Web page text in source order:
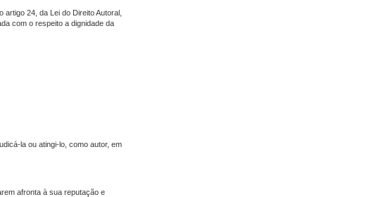
24, da Lei do Direito Autoral,
com o respeito a dignidade da
la ou atingi-lo, como autor, em
afronta à sua reputação e